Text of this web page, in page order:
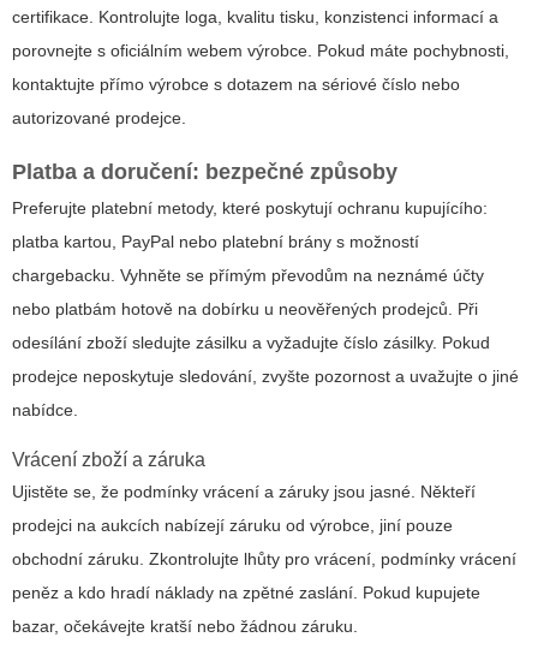
certifikace. Kontrolujte loga, kvalitu tisku, konzistenci informací a
porovnejte s oficiálním webem výrobce. Pokud máte pochybnosti,
kontaktujte přímo výrobce s dotazem na sériové číslo nebo
autorizované prodejce.
Platba a doručení: bezpečné způsoby
Preferujte platební metody, které poskytují ochranu kupujícího:
platba kartou, PayPal nebo platební brány s možností
chargebacku. Vyhněte se přímým převodům na neznámé účty
nebo platbám hotově na dobírku u neověřených prodejců. Při
odesílání zboží sledujte zásilku a vyžadujte číslo zásilky. Pokud
prodejce neposkytuje sledování, zvyšte pozornost a uvažujte o jiné
nabídce.
Vrácení zboží a záruka
Ujistěte se, že podmínky vrácení a záruky jsou jasné. Někteří
prodejci na aukcích nabízejí záruku od výrobce, jiní pouze
obchodní záruku. Zkontrolujte lhůty pro vrácení, podmínky vrácení
peněz a kdo hradí náklady na zpětné zaslání. Pokud kupujete
bazar, očekávejte kratší nebo žádnou záruku.